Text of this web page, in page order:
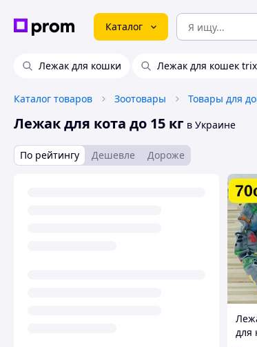
Каталог
Лежак для кошки Лежак для кошек
Каталог товаров Зоотовары
Лежак для кота до 15 кг в Украине
По рейтингу Дешевле Дороже
для